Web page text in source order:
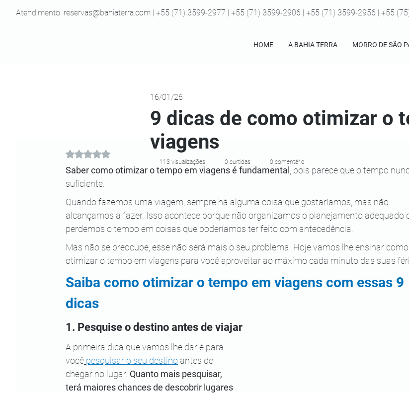
HOME A BAHIA TERRA MORRO DE SÃO
Atendimento: reservas@bahiaterra.com | +55 (71) 3599-2977 | +55 (71) 3599-2906 | +55 (71) 3599-2956 | +55
Avaliado com NaN de 5 estrelas.
Saber como otimizar o tempo em viagens é fundamental
, pois parece que o tempo
suficiente.
Quando fazemos uma viagem, sempre há alguma coisa que gostaríamos, mas não
alcançamos a fazer. Isso acontece porque não organizamos o planejamento adequado
perdemos o tempo em coisas que poderíamos ter feito com antecedência.
Mas não se preocupe, esse não será mais o seu problema. Hoje vamos lhe ensinar como
otimizar o tempo em viagens para você aproveitar ao máximo cada minuto das suas
Saiba como otimizar o tempo em viagens com essas 9
dicas
1. Pesquise o destino antes de viajar
A primeira dica que vamos lhe dar é para
você pesquisar o seu destino antes de
chegar no lugar. Quanto mais pesquisar,
terá maiores chances de descobrir lugares
113 visualizações 0 curtidas 0 comentário
9 dicas de como otimizar o
viagens
16/01/26